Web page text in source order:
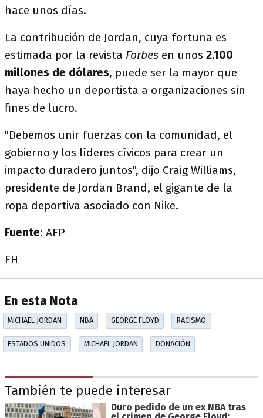
hace unos días.
La contribución de Jordan, cuya fortuna es
estimada por la revista Forbes en unos 2.100
millones de dólares, puede ser la mayor que
haya hecho un deportista a organizaciones sin
fines de lucro.
"Debemos unir fuerzas con la comunidad, el
gobierno y los líderes cívicos para crear un
impacto duradero juntos", dijo Craig Williams,
presidente de Jordan Brand, el gigante de la
ropa deportiva asociado con Nike.
Fuente: AFP
FH
En esta Nota
MICHAEL JORDAN NBA GEORGE FLOYD RACISMO
ESTADOS UNIDOS MICHAEL JORDAN DONACIÓN
También te puede interesar
Duro pedido de un ex NBA tras